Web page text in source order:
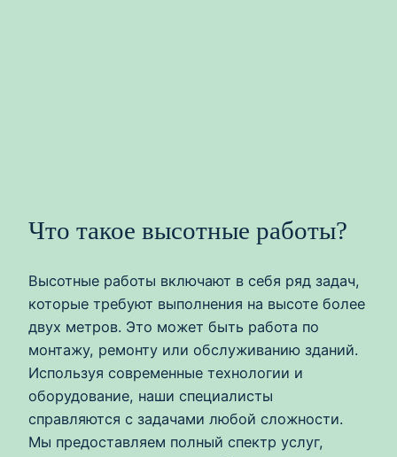
Что такое высотные работы?
Высотные работы включают в себя ряд задач,
которые требуют выполнения на высоте более
двух метров. Это может быть работа по
монтажу, ремонту или обслуживанию зданий.
Используя современные технологии и
оборудование, наши специалисты
справляются с задачами любой сложности.
Мы предоставляем полный спектр услуг,